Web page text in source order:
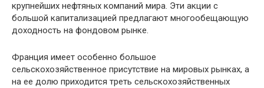
крупнейших нефтяных компаний мира. Эти акции с
большой капитализацией предлагают многообещающую
доходность на фондовом рынке.
Франция имеет особенно большое
сельскохозяйственное присутствие на мировых рынках, а
на ее долю приходится треть сельскохозяйственных